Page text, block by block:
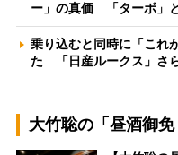
ー」の真価 「ターボ」
乗り込むと同時に「これ
た 「日産ルークス」さ
大竹聡の「昼酒御免